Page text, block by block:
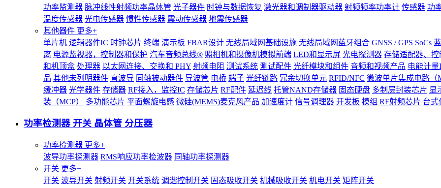
功率监测器 脉冲线性射频功率晶体管 光子器件 时钟与数据恢复 激光器和调制器驱动器 射频频率功率计 传感器 功
温度传感器 光电传感器 惯性传感器 震动传感器 地震传感器
其他器件 更多+
单片机 逻辑器件IC 时钟芯片 终端 演示板 FBAR设计 无线局域网基础设施 无线局域网蓝牙组合 GNSS / GPS SoCs
离 电源监视器，控制器和保护 汽车音频总线® 照相机和摄像机模拟前端 LED和显示屏 光电探测器 存储适配器、控
和机顶盒 处理器 以太网连接、交换和 PHY 射频电阻 测试系统 测试配件 光纤模块和组件 音频和视频产品 电能计量
品 其他未列明器件 直波导 同轴被动器件 导波管 电桥 端子 光纤链路 冗余切换单元 RFID/NFC 微波单片集成电路（
缓冲器 光学器件 存储器 RF接入，监控IC 存储芯片 RF配件 延迟线 托管NAND存储器 固态硬盘 多制层封装芯片 显
装（MCP）
多功能芯片 平面螺旋电感 微硅(MEMS)麦克风产品 加速度计 信号调理器 开发板 模组 RF射频芯片 台式
功率检测器 开关 晶体管 分压器
功率检测器 更多+
波导功率探测器 RMS响应功率检波器 同轴功率探测器
开关 更多+
开关 波导开关 射频开关 开关系统 调谐控制开关 固态吸收开关 机械吸收开关 机电开关 矩阵开关